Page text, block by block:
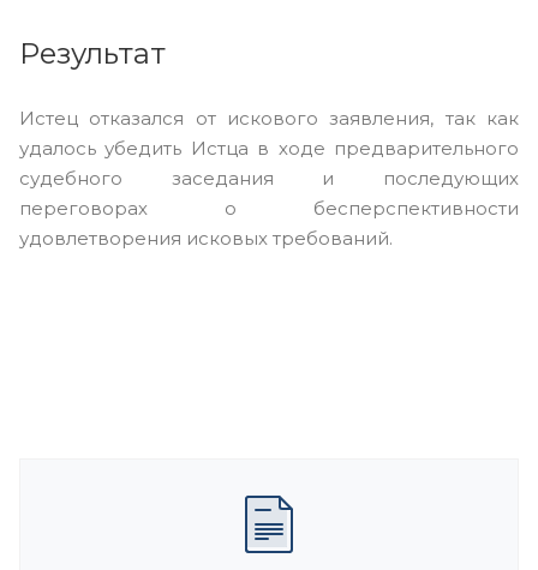
Результат
Истец отказался от искового заявления, так как
удалось убедить Истца в ходе предварительного
судебного заседания и последующих
переговорах о бесперспективности
удовлетворения исковых требований.